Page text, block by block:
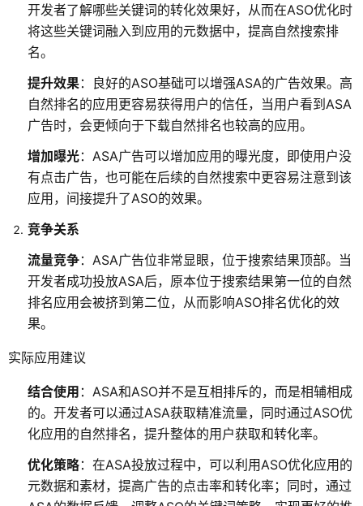
开发者了解哪些关键词的转化效果好，从而在ASO优化时
将这些关键词融入到应用的元数据中，提高自然搜索排
名。
提升效果：良好的ASO基础可以增强ASA的广告效果。高
自然排名的应用更容易获得用户的信任，当用户看到ASA
广告时，会更倾向于下载自然排名也较高的应用。
增加曝光：ASA广告可以增加应用的曝光度，即使用户没
有点击广告，也可能在后续的自然搜索中更容易注意到该
应用，间接提升了ASO的效果。
竞争关系
流量竞争：ASA广告位非常显眼，位于搜索结果顶部。当
开发者成功投放ASA后，原本位于搜索结果第一位的自然
排名应用会被挤到第二位，从而影响ASO排名优化的效
果。
实际应用建议
结合使用 ：ASA和ASO并不是互相排斥的，而是相辅相成
的。开发者可以通过ASA获取精准流量，同时通过ASO优
化应用的自然排名，提升整体的用户获取和转化率。
优化策略：在ASA投放过程中，可以利用ASO优化应用的
元数据和素材，提高广告的点击率和转化率；同时，通过